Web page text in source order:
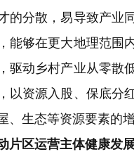
的分散，易导致产业
能够在更大地理范围
驱动乡村产业从零散
以资源入股、保底
、生态等资源要素
区运营主体健康发